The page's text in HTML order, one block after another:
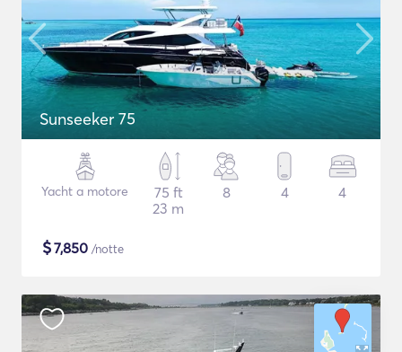
Sunseeker 75
Yacht a motore
75 ft
23 m
8 4 4
$7,850 /notte